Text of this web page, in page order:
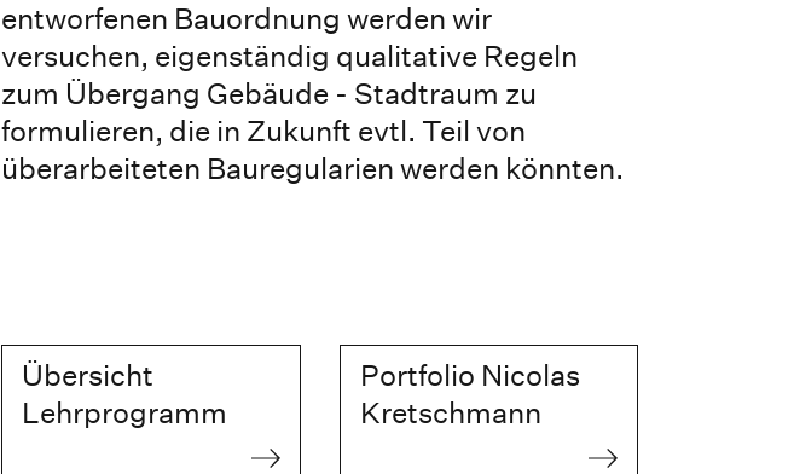
entworfenen Bauordnung werden wir
versuchen, eigenständig qualitative Regeln
zum Übergang Gebäude - Stadtraum zu
formulieren, die in Zukunft evtl. Teil von
überarbeiteten Bauregularien werden könnten.
Übersicht
Lehrprogramm
Portfolio Nicolas
Kretschmann